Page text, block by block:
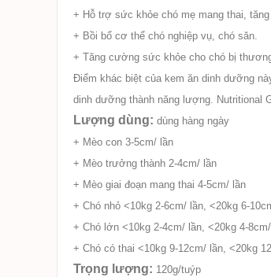
+ Hỗ trợ sức khỏe chó mẹ mang thai,
+ Bồi bổ cơ thể chó nghiệp vụ, chó săn.
+ Tăng cường sức khỏe cho chó bị
Điểm khác biệt của kem ăn dinh dưỡng
dinh dưỡng thành năng lượng. Nutritional
Lượng dùng: dùng hàng ngày
+ Mèo con 3-5cm/ lần
+ Mèo trưởng thành 2-4cm/ lần
+ Mèo giai đoạn mang thai 4-5cm/ lần
+ Chó nhỏ <10kg 2-6cm/ lần, <20kg 6-
+ Chó lớn <10kg 2-4cm/ lần, <20kg 4-
+ Chó có thai <10kg 9-12cm/ lần, <20kg
Trọng lượng: 120g/tuýp